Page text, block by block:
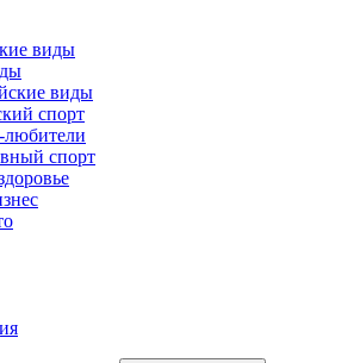
виды
виды
спорт
спорт